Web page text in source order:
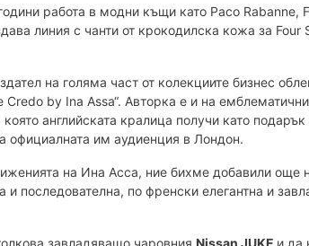
работа в модни къщи като Paco Rabanne,
линия с чанти от крокодилска кожа за
на голяма част от колекциите бизнес
by Ina Assa“. Авторка е и на
английската кралица получи като
официалната им аудиенция в Лондон.
на Ина Асса, ние бихме добавили още
последователна, по френски елегантна и